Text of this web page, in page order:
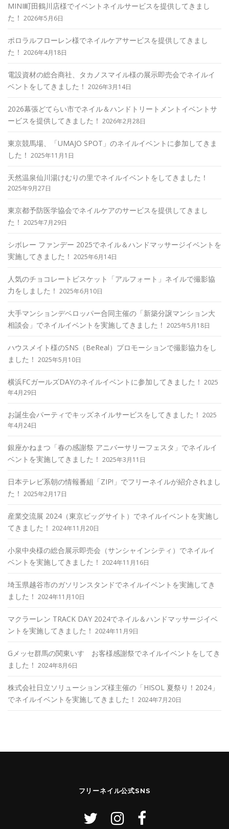
MINI町田鶴川店様でイベントネイルサービスを提供してきまし
た！ 2026年5月6日
ポロラルフローレン様でネイルケアサービスを提供してきまし
た！ 2026年4月18日
電設資材の総合商社、タカノスマイル様の展示即売会でネイルイ
ベントをしてきました！ 2026年3月14日
2026幕張どてらい市でネイル＆ハンドトリートメントイベントサ
ービスを提供してきました！ 2026年2月28日
東京競馬場、「UMAJO SPOT」のネイルイベントに参加してきま
した！ 2025年11月1日
天然温泉仙川湯けむりの里でネイルイベントをしてきました！
2025年9月27日
東京都予防医学協会でネイルケアのサービスを提供してきまし
た！ 2025年7月29日
シボレー ファンデー 2025でネイル＆ハンドマッサージイベントを
実施してきました！ 2025年6月14日
人気のチョコレートビスケット「アルフォート」ネイルで撮影協
力をしました！ 2025年6月10日
大手マンションデベロッパー合同主催の「新築分譲マンション大
相談会」でネイルイベントを実施してきました！ 2025年5月18日
ハウスメイト様のSNS（BeReal）プロモーションで撮影協力をし
ました！ 2025年5月10日
横浜FCガールズDAYのネイルイベントに参加してきました！ 2025
年4月29日
お誕生会パーティでキッズネイルサービスをしてきました！ 2025
年4月24日
銀座かねまつ「春の感謝祭 アニバーサリーフェスタ」でネイルイ
ベントを実施してきました！ 2025年3月11日
日本テレビ系朝の情報番組「ZIP!」でフリーネイルが紹介されまし
た！ 2025年2月17日
産業交流展 2024（東京ビッグサイト）でネイルイベントを実施し
てきました！ 2024年11月20日
小泉中央様の総合展示即売会（サンシャインシティ）でネイルイ
ベントを実施してきました！ 2024年11月16日
埼玉県越谷市のガソリンスタンドでネイルイベントを実施してき
ました！ 2024年11月10日
マクラーレン TRACK DAY 2024でネイル＆ハンドマッサージイベ
ントを実施してきました！ 2024年11月9日
Gメッセ群馬の関東いすゞお客様感謝祭でネイルイベントをしてき
ました！ 2024年8月6日
株式会社日立ソリューションズ様主催の「HISOL 夏祭り！2024」
でネイルイベントを実施してきました！ 2024年7月20日
フリーネイル公式SNS